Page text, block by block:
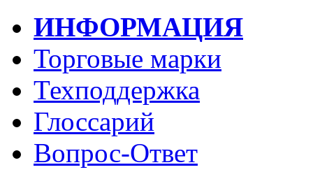
ИНФОРМАЦИЯ
Торговые марки
Техподдержка
Глоссарий
Вопрос-Ответ